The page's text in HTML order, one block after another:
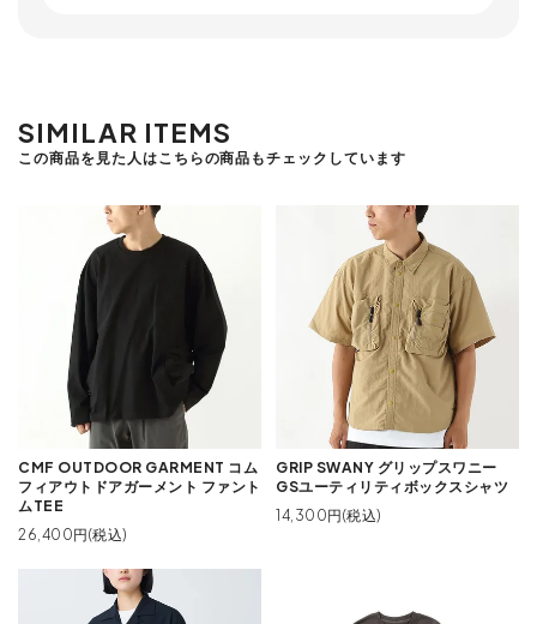
SIMILAR ITEMS
この商品を見た人はこちらの商品もチェックしています
CMF OUTDOOR GARMENT コム
フィアウトドアガーメント ファント
ムTEE
26,400円(税込)
GRIP SWANY グリップスワニー
GSユーティリティボックスシャツ
14,300円(税込)